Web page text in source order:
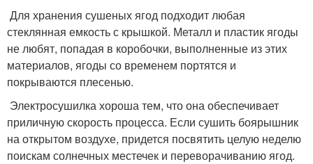
Для хранения сушеных ягод подходит любая
стеклянная емкость с крышкой. Металл и пластик ягоды
не любят, попадая в коробочки, выполненные из этих
материалов, ягоды со временем портятся и
покрываются плесенью.
Электросушилка хороша тем, что она обеспечивает
приличную скорость процесса. Если сушить боярышник
на открытом воздухе, придется посвятить целую неделю
поискам солнечных местечек и переворачиванию ягод.